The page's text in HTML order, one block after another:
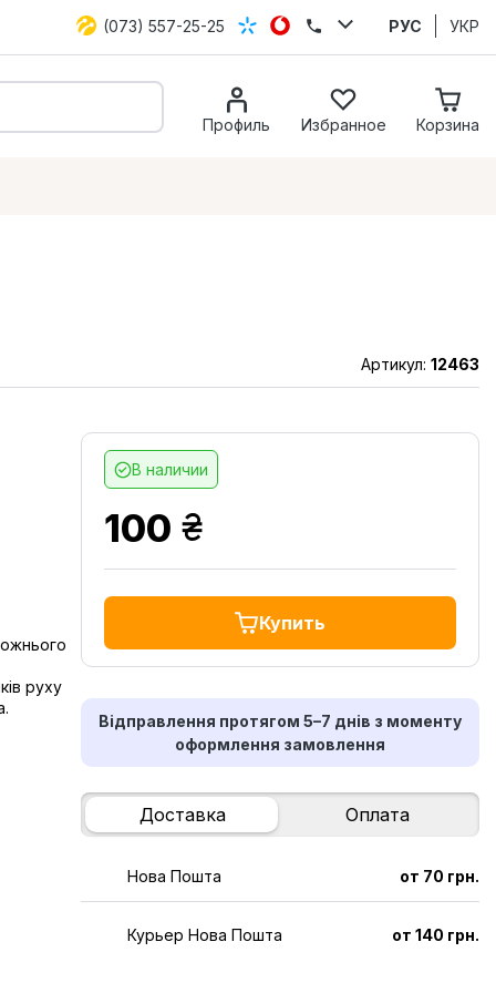
(073) 557-25-25 РУС УКР
Профиль Избранное Корзина
Артикул: 12463
руху
В наличии
100 грн.
Купить
Відправлення протягом 5–7 днів з моменту
оформлення замовлення
Доставка Оплата
Нова Пошта от 70 грн.
Курьер Нова Пошта от 140 грн.